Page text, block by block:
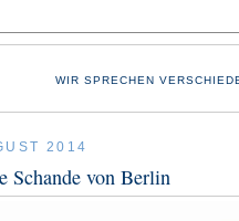
WIR SPRECHEN
2014
Schande von Berlin